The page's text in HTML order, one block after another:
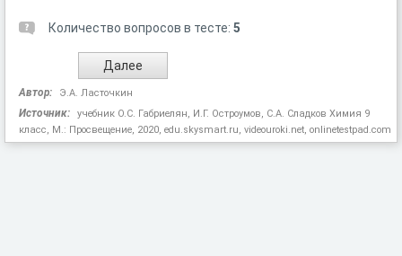
Количество вопросов в тесте: 5
Автор: Э.А. Ласточкин
Источник:
учебник О.С. Габриелян, И.Г. Остроумов, С.А. Сладков Химия 9
класс, М.: Просвещение, 2020, edu.skysmart.ru, videouroki.net, onlinetestpad.com